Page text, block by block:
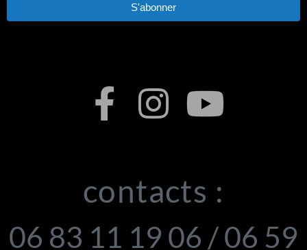
S'abonner
contacts :
06 83 11 19 06 / 06 59